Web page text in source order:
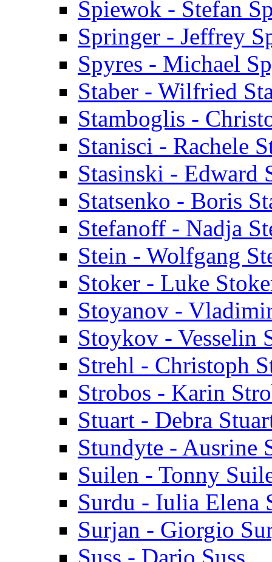
Spiewok - Stefan
Springer - Jeffrey
Spyres - Michael
Staber - Wilfried
Stamboglis -
Stanisci - Rachele
Stasinski - Edward
Statsenko - Boris
Stefanoff - Nadja
Stein - Wolfgang
Stoker - Luke
Stoyanov -
Stoykov - Vesselin
Strehl - Christoph
Strobos - Karin
Stuart - Debra
Stundyte - Ausrine
Suilen - Tonny
Surdu - Iulia Elena
Surjan - Giorgio